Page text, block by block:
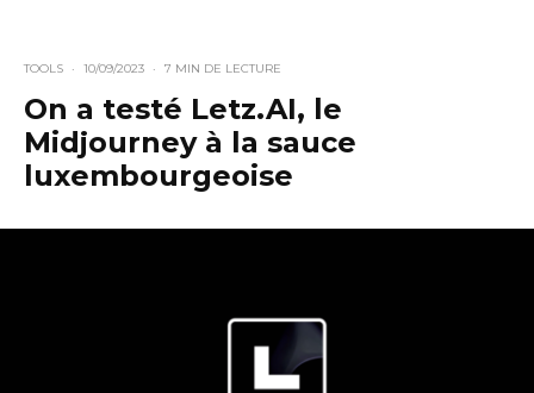
TOOLS · 10/09/2023 · 7 MIN DE LECTURE
On a testé Letz.AI, le
Midjourney à la sauce
luxembourgeoise